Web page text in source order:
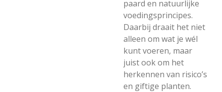
paard en natuurlijke
voedingsprincipes.
Daarbij draait het niet
alleen om wat je wél
kunt voeren, maar
juist ook om het
herkennen van risico’s
en giftige planten.